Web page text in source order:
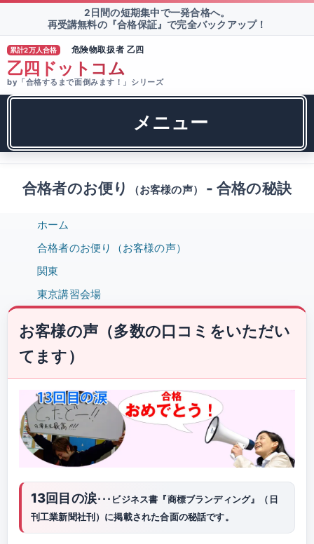
2日間の短期集中で一発合格へ。
再受講無料の『合格保証』で完全バックアップ！
累計2万人合格 危険物取扱者 乙四
乙四ドットコム
by「合格するまで面倒みます！」シリーズ
メニュー
合格者のお便り （お客様の声） - 合格の秘訣
ホーム
合格者のお便り（お客様の声）
関東
東京講習会場
お客様の声（多数の口コミをいただい
てます）
13回目の涙･･･ビジネス書『商標ブランディング』（日
刊工業新聞社刊）に掲載された合面の秘話です。